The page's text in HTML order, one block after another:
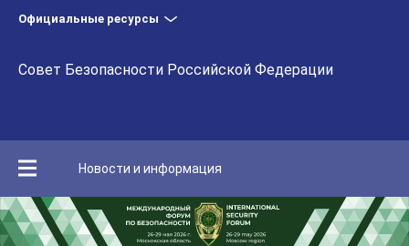
Официальные ресурсы
Совет Безопасности Российской Федерации
Новости и информация